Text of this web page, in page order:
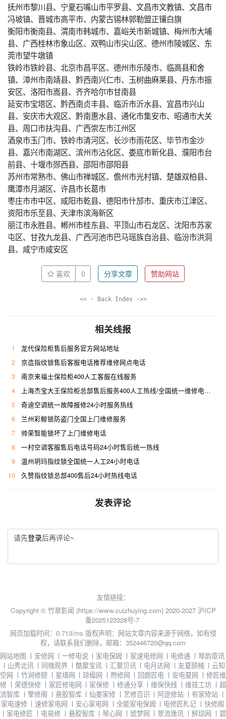
抚州市黎川县、宁夏石嘴山市平罗县、文昌市文教镇、文昌市
冯坡镇、晋城市高平市、内蒙古锡林郭勒盟正镶白旗
衡阳市衡南县、渭南市韩城市、嘉峪关市新城镇、梅州市大埔
县、广西桂林市象山区、双鸭山市尖山区、德州市陵城区、东
莞市望牛墩镇
铁岭市铁岭县、北京市昌平区、德州市乐陵市、临高县和舍
镇、漳州市南靖县、黔西南兴仁市、玉树曲麻莱县、丹东市振
安区、洛阳市嵩县、齐齐哈尔市甘南县
延安市宝塔区、黔西南贞丰县、临沂市沂水县、宜昌市兴山
县、安庆市大观区、黔南惠水县、通化市集安市、昭通市大关
县、周口市扶沟县、广西崇左市江州区
酒泉市玉门市、铁岭市清河区、长沙市雨花区、毕节市金沙
县、嘉兴市南湖区、滨州市沾化区、娄底市新化县、濮阳市台
前县、十堰市郧西县、邵阳市邵阳县
苏州市常熟市、佛山市禅城区、儋州市光村镇、楚雄双柏县、
鹰潭市月湖区、许昌市长葛市
枣庄市市中区、咸阳市乾县、德阳市什邡市、重庆市江津区、
资阳市乐至县、天津市滨海新区
丽江市永胜县、郴州市桂东县、平顶山市石龙区、沈阳市苏家
屯区、甘孜九龙县、广西河池市巴马瑶族自治县、临汾市洪洞
县、咸宁市咸安区
喜欢 0 分享文章 赞助网站
<< · Back Index ·>>
相关线报
1
龙代保险柜售后服务官方网站地址
2
京造指纹锁售后客服电话推荐维修网点电话
3
南京来福士保险柜400人工客服在线服务
4
上海杰宝大王保险柜总部售后服务400人工热线/全国统一维修电话是多少
5
奇迪空调统一故障报修24小时服务热线
6
兰州彩鲸锁防盗门全国上门维修服务
7
帅荣智能锁坏了上门维修电话
8
一村空调客服售后电话号码24小时售后统一热线
9
温州玥玛指纹锁全国统一人工24小时电话
10
久赞指纹锁总部400售后24小时热线电话
发表评论
请先登录后再评论~
友情链接：
Copyright © 竹翠影闻 (https://www.cuizhuying.com) 2020-2027 沪ICP
备2025123328号-7
网页加载时间：0.713/ms 版权声明：网站文章内容来源于网络，如有侵
权，请联系我们删除，邮箱：352446720@qq.com
网站地图 丨 安修网 丨 一修电说 丨 家电保姆 丨 家速电修网 丨 电修通 丨琴韵章讯
丨 山秀北讯 丨 同微观界 丨 酷聚宝讯 丨 汇聚贝讯 丨 电月达网 丨 友夏颐械 丨云知
空网 丨 竹涧修颐 丨 星缮网 丨琼楹网 丨 煦修网 丨 回朗匠电 丨 安电夏网 丨 修匠维
修 丨 荣德快修 丨 家匠修电网 丨 家保修 丨 修通分享 丨维保快线 丨维技工坊 丨 超
流智库 丨 擎修阁 丨 悬胶智库 丨仙娄家修 丨 艺修百识 丨 阿途修站 丨 有家修站 丨
家电速修 丨 速修家电网 丨 安心家电网 丨 全能家电保姆 丨 电修匠札记 丨 快修阁
丨 家电修匠 丨 电易修 丨 悬胶智库 丨琴心网 丨 琥梦网 丨翠流逸讯 丨醉琼网 丨 碧